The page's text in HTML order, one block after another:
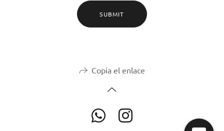
SUBMIT
Copia el enlace